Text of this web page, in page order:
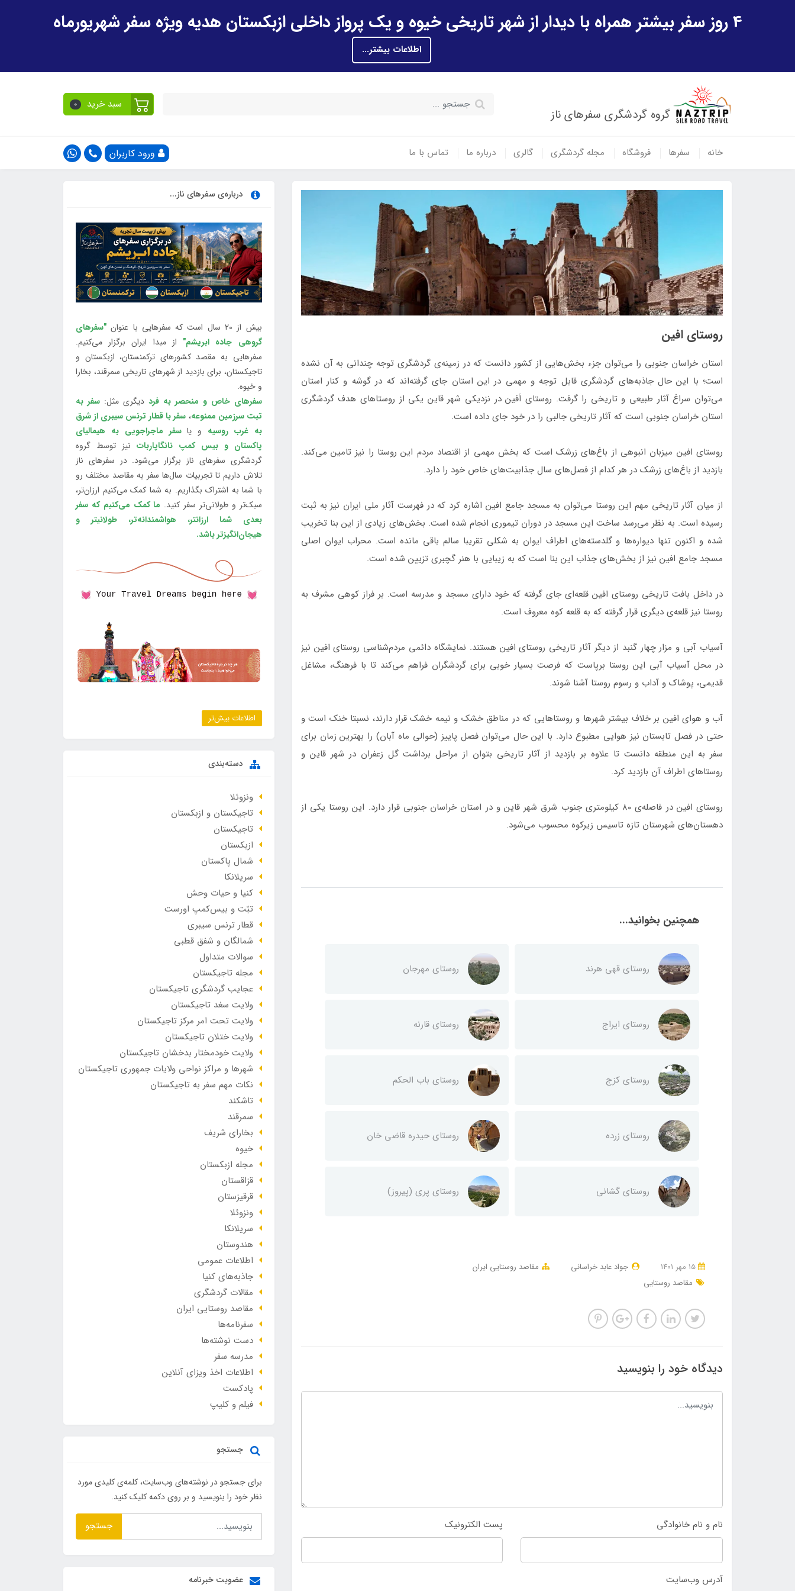
4 روز سفر بیشتر همراه با دیدار از شهر تاریخی خیوه و یک پرواز داخلی ازبکستان هدیه ویژه سفر شهریورماه
اطلاعات بیشتر...
گروه گردشگری سفرهای ناز
سبد خرید 0
خانه سفرها فروشگاه مجله گردشگری گالری درباره ما تماس با ما ورود کاربران
روستای افین
استان خراسان جنوبی را می‌توان جزء بخش‌هایی از کشور دانست که در زمینه‌ی گردشگری توجه چندانی به آن نشده
است؛ با این‌ حال جاذبه‌های گردشگری قابل توجه و مهمی در این استان جای گرفته‌اند که در گوشه و کنار استان
می‌توان سراغ آثار طبیعی و تاریخی را گرفت. روستای اَفین در نزدیکی شهر قاین یکی از روستاهای هدف گردشگری
استان خراسان جنوبی است که آثار تاریخی جالبی را در خود جای داده است.
روستای افین میزبان انبوهی از باغ‌های زرشک است که بخش مهمی از اقتصاد مردم این روستا را نیز تامین می‌کند.
بازدید از باغ‌های زرشک در هر کدام از فصل‌های سال جذابیت‌های خاص خود را دارد.
از میان آثار تاریخی مهم این روستا می‌توان به مسجد جامع افین اشاره کرد که در فهرست آثار ملی ایران نیز به ثبت
رسیده است. به نظر می‌رسد ساخت این مسجد در دوران تیموری انجام شده است. بخش‌های زیادی از این بنا تخریب
شده و اکنون تنها دیواره‌ها و گلدسته‌های اطراف ایوان به شکلی تقریبا سالم باقی مانده است. محراب ایوان اصلی
مسجد جامع افین نیز از بخش‌های جذاب این بنا است که به زیبایی با هنر گچبری تزیین شده است.
در داخل بافت تاریخی روستای افین قلعه‌ای جای گرفته که خود دارای مسجد و مدرسه است. بر فراز کوهی مشرف به
روستا نیز قلعه‌ی دیگری قرار گرفته که به قلعه کوه معروف است.
آسیاب آبی و مزار چهار گنبد از دیگر آثار تاریخی روستای افین هستند. نمایشگاه دائمی مردم‌شناسی روستای افین نیز
در محل آسیاب آبی این روستا برپاست که فرصت بسیار خوبی برای گردشگران فراهم می‌کند تا با فرهنگ، مشاغل
قدیمی، پوشاک و آداب و رسوم روستا آشنا شوند.
آب و هوای افین بر خلاف بیشتر شهرها و روستاهایی که در مناطق خشک و نیمه خشک قرار دارند، نسبتا خنک است و
حتی در فصل تابستان نیز هوایی مطبوع دارد. با این حال می‌توان فصل پاییز (حوالی ماه آبان) را بهترین زمان برای
سفر به این منطقه دانست تا علاوه بر بازدید از آثار تاریخی بتوان از مراحل برداشت گل زعفران در شهر قاین و
روستاهای اطراف آن بازدید کرد.
روستای افین در فاصله‌ی ۸۰ کیلومتری جنوب شرق شهر قاین و در استان خراسان جنوبی قرار دارد. این روستا یکی از
دهستان‌های شهرستان تازه تاسیس زیرکوه محسوب می‌شود.
همچنین بخوانید...
روستای قهی هرند روستای مهرجان
روستای ایراج روستای قارنه
روستای کزج روستای باب الحکم
روستای زرده روستای حیدره قاضی خان
روستای گشانی روستای پری (پیروز)
جواد عابد خراسانی
مقاصد روستایی ایران
مقاصد روستایی
دیدگاه خود را بنویسید
نام و نام خانوادگی پست الکترونیک
آدرس وب‌سایت
درباره‌ی سفرهای ناز...
بیش از 20 سال است که سفرهایی با عنوان
"سفرهای
گروهی جاده ابریشم" از مبدا ایران برگزار می‌کنیم.
سفرهایی به مقصد کشورهای ترکمنستان، ازبکستان و
تاجیکستان، برای بازدید از شهرهای تاریخی سمرقند، بخارا
و خیوه.
سفرهای خاص و منحصر به فرددیگری مثل:سفر به
تبت سرزمین ممنوعه، سفر با قطار ترنس سیبری از شرق
به غرب روسیه و یاسفر ماجراجویی به هیمالیای
پاکستان و بیس کمپ نانگاپاربات نیز توسط گروه
گردشگری سفرهای ناز برگزار می‌شود. در سفرهای ناز
تلاش داریم تا تجربیات سال‌ها سفر به مقاصد مختلف رو
با شما به اشتراک بگذاریم. به شما کمک می‌کنیم ارزان‌تر،
سبک‌تر و طولانی‌تر سفر کنید. ما کمک می‌کنیم که سفر
بعدی شما ارزانتر، هواشمندانه‌تر، طولانی‎تر و
هیجان‌انگیزتر باشد.
اطلاعات بیش‌تر
دسته‌بندی
ونزوئلا
تاجیکستان و ازبکستان
تاجیکستان
ازبکستان
شمال پاکستان
سریلانکا
کنیا و حیات وحش
تبّت و بیس‌کمپ اورست
قطار ترنس سیبری
شمالگان و شفق قطبی
سوالات متداول
مجله تاجیکستان
عجایب گردشگری تاجیکستان
ولایت سغد تاجیکستان
ولایت تحت امر مرکز تاجیکستان
ولایت ختلان تاجیکستان
ولایت خودمختار بدخشان تاجیکستان
شهرها و مراکز نواحی ولایات جمهوری تاجیکستان
نکات مهم سفر به تاجیکستان
تاشکند
سمرقند
بخارای شریف
خیوه
مجله ازبکستان
قزاقستان
قرقیزستان
ونزوئلا
سریلانکا
هندوستان
اطلاعات عمومی
جاذبه‌های کنیا
مقالات گردشگری
مقاصد روستایی ایران
سفرنامه‌ها
دست نوشته‌ها
مدرسه سفر
اطلاعات اخذ ویزای آنلاین
پادکست
فیلم و کلیپ
جستجو
برای جستجو در نوشته‌های وب‌سایت، کلمه‌ی کلیدی مورد
نظر خود را بنویسید و بر روی دکمه کلیک کنید.
جستجو
عضویت خبرنامه